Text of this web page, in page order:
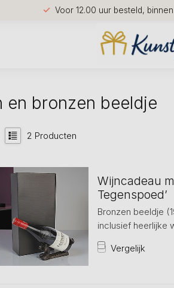
Voor 12.00 uur besteld,
en bronzen beeldje
2 Producten
Wijncadeau
Tegenspoed’
Bronzen beeldje
inclusief heerlijke
Vergelijk